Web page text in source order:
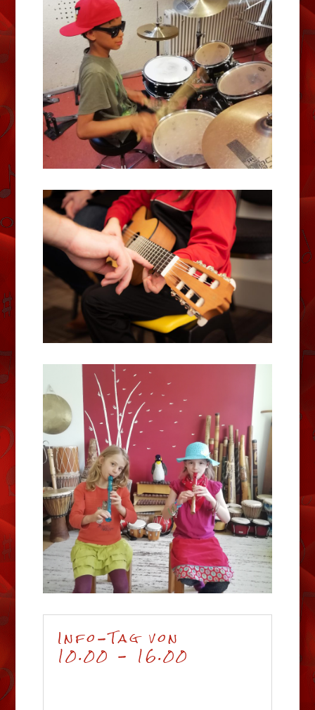
Info-Tag von
10.00 - 16.00